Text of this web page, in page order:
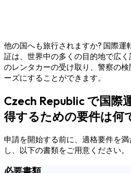
他の国へも旅行されますか? 国際運
証は、世界中の多くの目的地で広
のレンタカーの受け取り、警察の
ーズにすることができます。
Czech Republic で国際
得するための要件は何
申請を開始する前に、適格要件を
し、以下の書類をご用意ください。